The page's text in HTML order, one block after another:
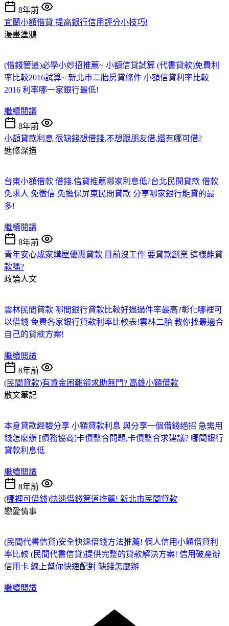
8年前
宜蘭小額借貸 提高銀行信用評分小技巧!
漫畫塗鴉
(借錢管道)必學小妙招推薦~ 小額信貸試算 (代書貸款)免費利
率比較2016試算~ 新北市二胎房貸條件 小額信貸利率比較
2016 利率哪一家銀行最低!
繼續閱讀
8年前
小額貸款利息 很缺錢想借錢,不想跟朋友借,還有哪可借?
進修深造
台東小額借款 借錢.信貸推薦哪家利息低?台北民間貸款 借款
免求人 免徵信 免擔保屏東民間貸款 分享哪家銀行能貸的最
多!
繼續閱讀
8年前
青年安心成家購屋優惠貸款 目前沒工作 要貸款創業 這樣能貸
款嗎?
政論人文
雲林民間貸款 哪間銀行貸款比較好過過件率最高?彰化哪裡可
以借錢 免費各家銀行貸款利率比較表!雲林二胎 教你找最適合
自己的貸款方案!
繼續閱讀
8年前
(民間貸款)有資金困難卻求助無門? 高雄小額借款
散文筆記
本身貸款經驗分享 小額貸款利息 與分享一個借錢絕招 急需用
錢怎麼辦 [債務協商]卡債整合問題,卡債整合求建議? 哪間銀行
貸款利息低
繼續閱讀
8年前
(哪裡可借錢)快速借錢管道推薦! 新北市民間貸款
戀愛情事
(民間代書信貸)安全快速借錢方法推薦! 個人信用小額借貸利
率比較 (民間代書信貸)提供完整的貸款解決方案! 信用破產辦
信用卡 線上幫你快速配對 缺錢怎麼辦
繼續閱讀